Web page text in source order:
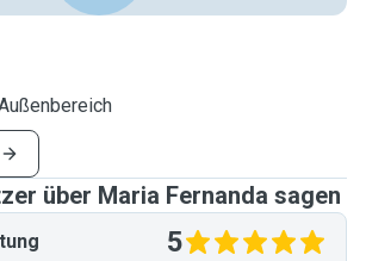
über Maria Fernanda sagen
5